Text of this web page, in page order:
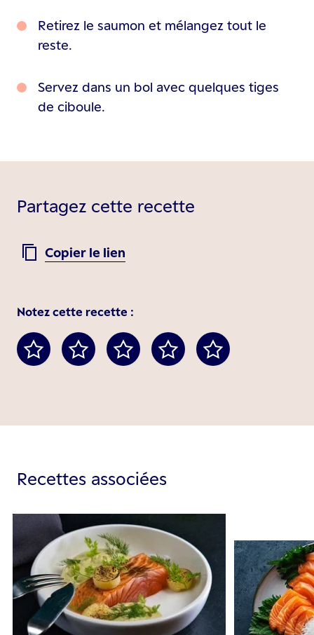
Retirez le saumon et mélangez tout le
reste.
Servez dans un bol avec quelques tiges
de ciboule.
Partagez cette recette
Copier le lien
Notez cette recette :
Recettes associées